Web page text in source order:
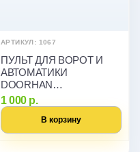
АРТИКУЛ: 1067
ПУЛЬТ ДЛЯ ВОРОТ И
АВТОМАТИКИ
DOORHAN
TRANSMITTER 4 PRO
1 000 р.
В корзину